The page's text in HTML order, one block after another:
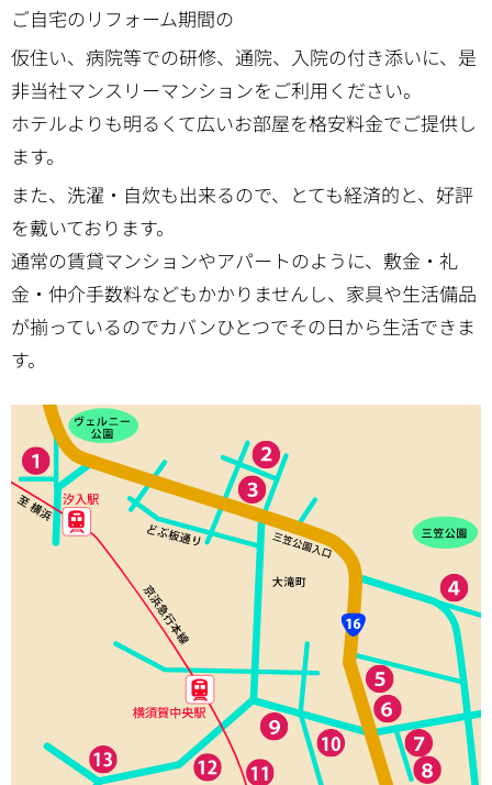
ご自宅のリフォーム期間の
仮住い、病院等での研修、通院、入院の付き添いに、是
非当社マンスリーマンションをご利用ください。
ホテルよりも明るくて広いお部屋を格安料金でご提供し
ます。
また、洗濯・自炊も出来るので、とても経済的と、好評
を戴いております。
通常の賃貸マンションやアパートのように、敷金・礼
金・仲介手数料などもかかりませんし、家具や生活備品
が揃っているのでカバンひとつでその日から生活できま
す。